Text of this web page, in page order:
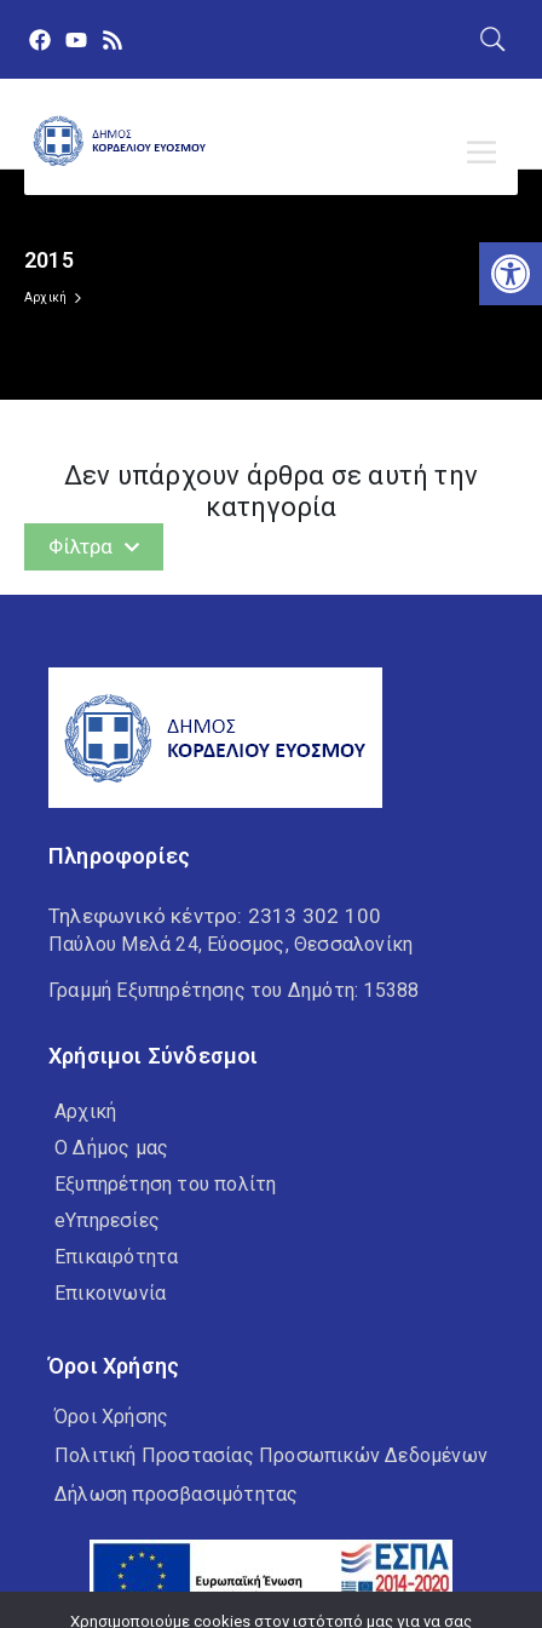
2015
Αρχική
Δεν υπάρχουν άρθρα σε αυτή την
κατηγορία
Δελτία Τύπου
Δράσεις
Ανά θέμα
Βιβλιοθήκη Ελευθερίου
Βιβλιοθήκη Ευόσμου
Δ.Κ. Ελευθερίου Κορδελιού
Δ.Κ. Ευόσμου
Δημοτικοί Κινηματογράφοι
Εξωστρέφεια
ΚΑΠΗ
Καταστήματα Υγειονομικού
Κέντρο Κοινωνικής Στήριξης
Φίλτρα
Πληροφορίες
Τηλεφωνικό κέντρο: 2313 302 100
Παύλου Μελά 24, Εύοσμος, Θεσσαλονίκη
Γραμμή Εξυπηρέτησης του Δημότη: 15388
Χρήσιμοι Σύνδεσμοι
Αρχική
Ο Δήμος μας
Εξυπηρέτηση του πολίτη
eΥπηρεσίες
Επικαιρότητα
Επικοινωνία
Όροι Χρήσης
Όροι Χρήσης
Πολιτική Προστασίας Προσωπικών Δεδομένων
Δήλωση προσβασιμότητας
Χρησιμοποιούμε cookies στον ιστότοπό μας για να σας